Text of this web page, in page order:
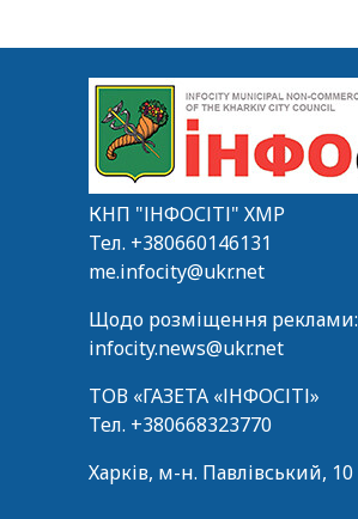
КНП "ІНФОСІТІ" ХМР
Тел. +380660146131
me.infocity@ukr.net
Щодо розміщення реклами:
infocity.news@ukr.net
ТОВ «ГАЗЕТА «ІНФОСІТІ»
Тел. +380668323770
Харків, м-н. Павлівський, 10